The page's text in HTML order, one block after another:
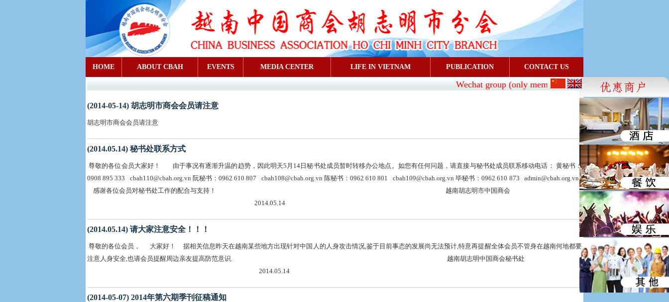
HOME ABOUT CBAH EVENTS MEDIA CENTER LIFE IN VIETNAM PUBLICATION CONTACT US
Wechat group (only members can join): CBA_SG-
(2014-05-14) 胡志明市商会会员请注意
胡志明市商会会员请注意
(2014.05.14) 秘书处联系方式
尊敬的各位会员大家好！ 由于事况有逐渐升温的趋势，因此明天5月14日秘书处成员暂时转移办公地点。如您有任何问题，请直接与秘书处成员联系移动电话： 黄秘书：
0908 895 333 cbah110@cbah.org.vn 阮秘书：0962 610 807 cbah108@cbah.org.vn 陈秘书：0962 610 801 cbah109@cbah.org.vn 毕秘书：0962 610 873 admin@cbah.org.vn
感谢各位会员对秘书处工作的配合与支持！ 越南胡志明市中国商会
2014.05.14
(2014.05.14) 请大家注意安全！！！
尊敬的各位会员， 大家好！ 据相关信息昨天在越南某些地方出现针对中国人的人身攻击情况,鉴于目前事态的发展尚无法预计,特意再提醒全体会员不管身在越南何地都要
注意人身安全,也请会员提醒周边亲友提高防范意识. 越南胡志明中国商会秘书处
2014.05.14
(2014-05-07) 2014年第六期季刊征稿通知